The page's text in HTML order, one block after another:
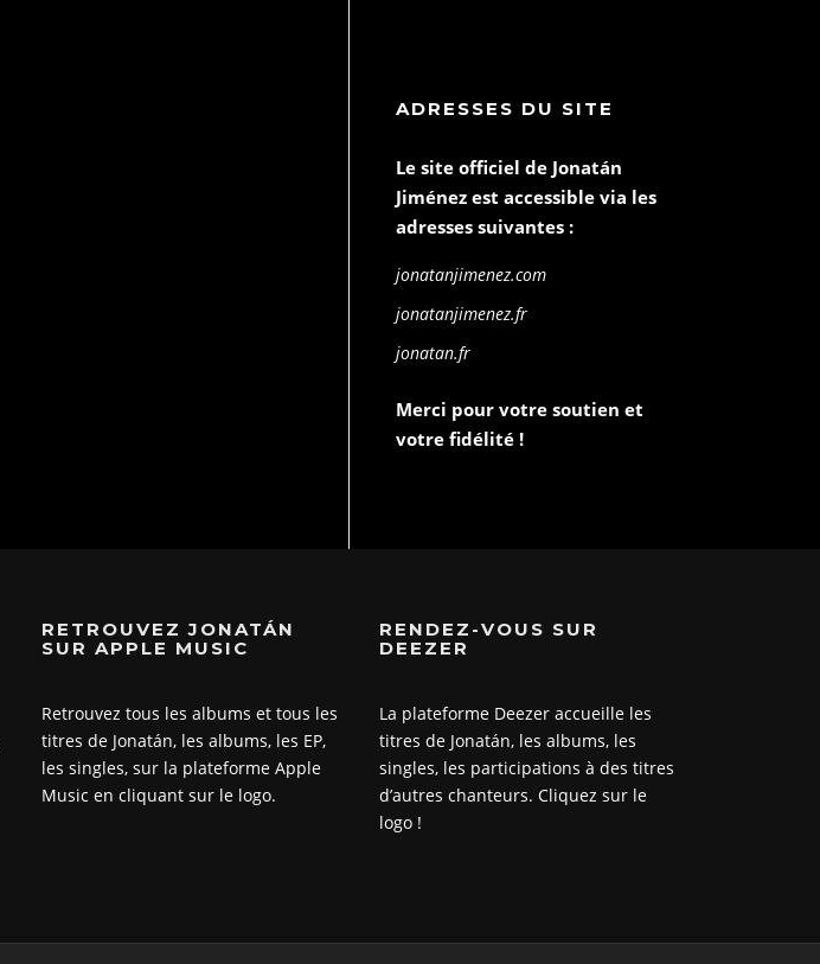
ADRESSES DU SITE
Le site officiel de Jonatán
Jiménez est accessible via les
adresses suivantes :
jonatanjimenez.com
jonatanjimenez.fr
jonatan.fr
Merci pour votre soutien et
votre fidélité !
RETROUVEZ JONATÁN
SUR APPLE MUSIC
Retrouvez tous les albums et tous les
titres de Jonatán, les albums, les EP,
les singles, sur la plateforme Apple
Music en cliquant sur le logo.
RENDEZ-VOUS SUR
DEEZER
La plateforme Deezer accueille les
titres de Jonatán, les albums, les
singles, les participations à des titres
d’autres chanteurs. Cliquez sur le
logo !